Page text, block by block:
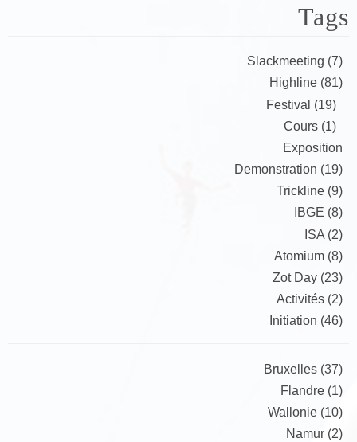
Tags
Slackmeeting (7)
Highline (81)
Festival (19)
Cours (1)
Exposition
Demonstration (19)
Trickline (9)
IBGE (8)
ISA (2)
Atomium (8)
Zot Day (23)
Activités (2)
Initiation (46)
Bruxelles (37)
Flandre (1)
Wallonie (10)
Namur (2)